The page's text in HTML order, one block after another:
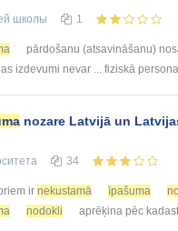
школы 1
pārdošanu (atsavināšanu)
izdevumi nevar ... fiziskā
nozare Latvijā un
34
ir nekustamā īpašuma
nodokli aprēķina pēc